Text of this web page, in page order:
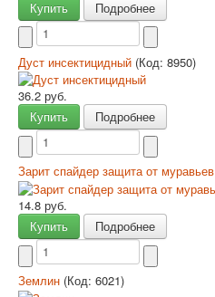
Купить
Подробнее
Дуст инсектицидный (Код: 8950)
36.2 руб.
Купить
Подробнее
Зарит спайдер защита от муравьев
14.8 руб.
Купить
Подробнее
Землин (Код: 6021)